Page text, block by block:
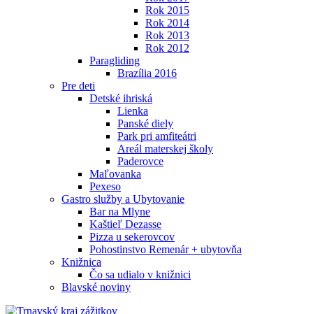
Rok 2015
Rok 2014
Rok 2013
Rok 2012
Paragliding
Brazília 2016
Pre deti
Detské ihriská
Lienka
Panské diely
Park pri amfiteátri
Areál materskej školy
Paderovce
Maľovanka
Pexeso
Gastro služby a Ubytovanie
Bar na Mlyne
Kaštieľ Dezasse
Pizza u sekerovcov
Pohostinstvo Remenár + ubytovňa
Knižnica
Čo sa udialo v knižnici
Blavské noviny